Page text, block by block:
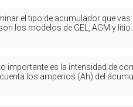
el tipo de acumulador que
los modelos de GEL, AGM y
importante es la intensidad de
los amperios (Ah) del